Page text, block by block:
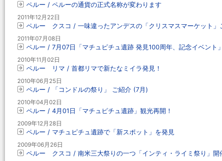
ペルー / ペルーの通貨の正式名称が変わります
2011年12月22日
ペルー クスコ / 一味違ったアンデスの「クリスマスマーケット」
2011年07月08日
ペルー / 7月07日「マチュピチュ遺跡 発見100周年、記念イベント
2010年11月02日
ペルー リマ / 首都リマで新たなミイラ発見！
2010年06月25日
ペルー / 「コンドルの祭り」 ご紹介 (7月)
2010年04月02日
ペルー / 4月01日「マチュピチュ遺跡」観光再開！
2009年12月28日
ペルー / マチュピチュ遺跡で「新スポット」を発見
2009年06月26日
ペルー クスコ / 南米三大祭りの一つ「インティ・ライミ祭り」開